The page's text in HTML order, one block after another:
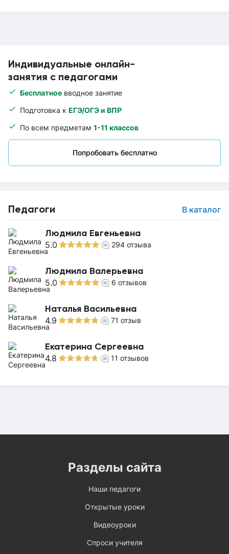
Индивидуальные онлайн-
занятия с педагогами
Бесплатное вводное занятие
Подготовка к ЕГЭ/ОГЭ и ВПР
По всем предметам 1-11 классов
Попробовать бесплатно
Педагоги В каталог
Людмила Евгеньевна
5.0 294 отзыва
Людмила Валерьевна
5.0 6 отзывов
Наталья Васильевна
4.9 71 отзыв
Екатерина Сергеевна
4.8 11 отзывов
Разделы сайта
Наши педагоги
Открытые уроки
Видеоуроки
Спроси учителя